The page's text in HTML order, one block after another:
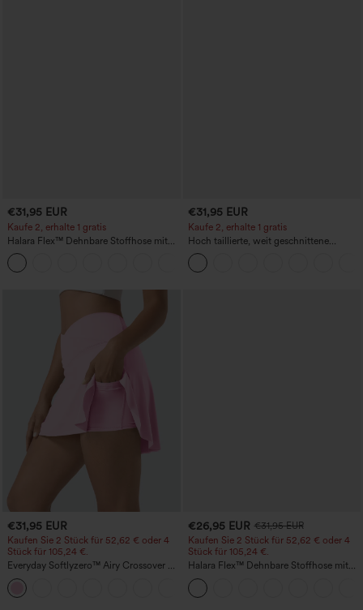
€31,95 EUR
Kaufe 2, erhalte 1 gratis
Halara Flex™ Dehnbare Stoffhose mit
hohem Bund und Seitentasche hinten
€31,95 EUR
Kaufe 2, erhalte 1 gratis
Hoch taillierte, weit geschnittene
Freizeithose aus Leinenmischung mit
Kordelzug und Taschen
€31,95 EUR
Kaufen Sie 2 Stück für 52,62 € oder 4
Stück für 105,24 €.
Everyday Softlyzero™ Airy Crossover 2-
in-1-Mini-Tennisrock mit Seitentaschen-
Lucid-UPF50+
€26,95 EUR €31,95 EUR
Kaufen Sie 2 Stück für 52,62 € oder 4
Stück für 105,24 €.
Halara Flex™ Dehnbare Stoffhose mit
hohem Bund, Waffelmuster,
Seitentaschen und weitem Bein